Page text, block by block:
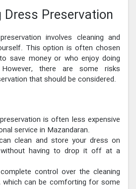
Dress Preservation
involves cleaning and
This option is often chosen
save money or who enjoy doing
there are some risks
that should be considered.
is often less expensive
service in Mazandaran.
clean and store your dress on
without having to drop it off at a
control over the cleaning
which can be comforting for some